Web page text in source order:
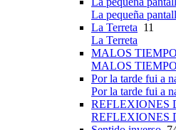
La pequeña
La Terreta 11
La Terreta
MALOS
MALOS
Por la tarde fui a
Por la tarde fui a
REFLEXIONES
REFLEXIONES